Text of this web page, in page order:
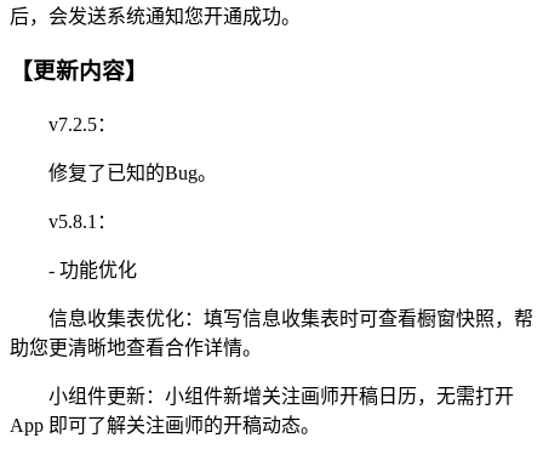
后，会发送系统通知您开通成功。
【更新内容】
v7.2.5：
修复了已知的Bug。
v5.8.1：
- 功能优化
信息收集表优化：填写信息收集表时可查看橱窗快照，帮
助您更清晰地查看合作详情。
小组件更新：小组件新增关注画师开稿日历，无需打开
App 即可了解关注画师的开稿动态。